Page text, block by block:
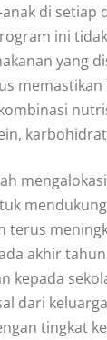
di setiap
ini
yang
memastikan
terus
akhir
kepada
dari
tingkat